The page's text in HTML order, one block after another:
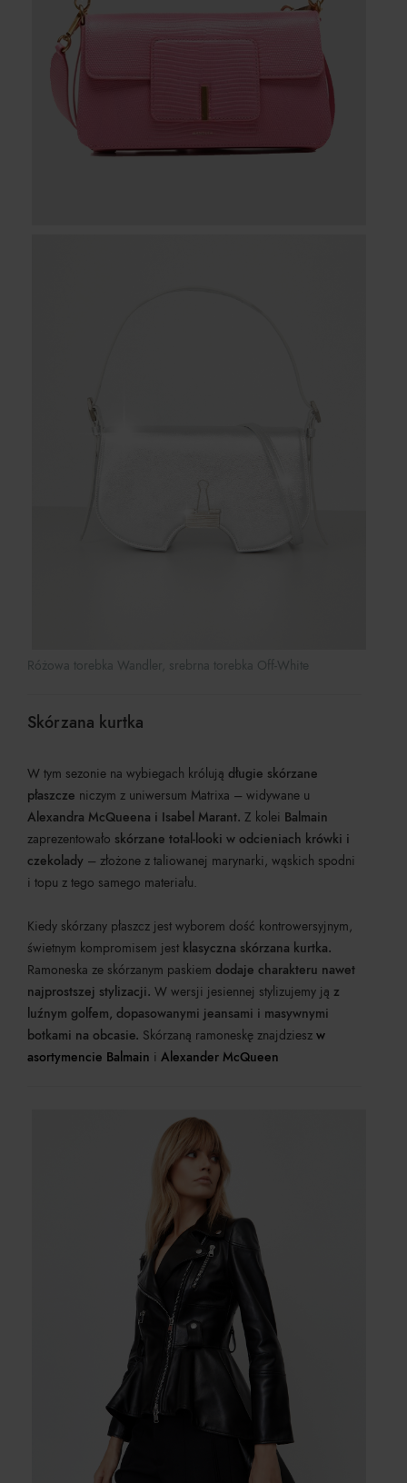
Różowa torebka Wandler, srebrna torebka Off-White
Skórzana kurtka
W tym sezonie na wybiegach królują długie skórzane
płaszcze niczym z uniwersum Matrixa – widywane u
Alexandra McQueena i Isabel Marant. Z kolei Balmain
zaprezentowało skórzane total-looki w odcieniach krówki i
czekolady – złożone z taliowanej marynarki, wąskich spodni
i topu z tego samego materiału.
Kiedy skórzany płaszcz jest wyborem dość kontrowersyjnym,
świetnym kompromisem jest klasyczna skórzana kurtka.
Ramoneska ze skórzanym paskiem dodaje charakteru nawet
najprostszej stylizacji. W wersji jesiennej stylizujemy ją z
luźnym golfem, dopasowanymi jeansami i masywnymi
botkami na obcasie. Skórzaną ramoneskę znajdziesz w
asortymencie Balmain i Alexander McQueen